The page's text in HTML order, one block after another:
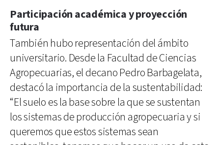
Participación académica y proyección
futura
También hubo representación del ámbito
universitario. Desde la Facultad de Ciencias
Agropecuarias, el decano Pedro Barbagelata,
destacó la importancia de la sustentabilidad:
“El suelo es la base sobre la que se sustentan
los sistemas de producción agropecuaria y si
queremos que estos sistemas sean